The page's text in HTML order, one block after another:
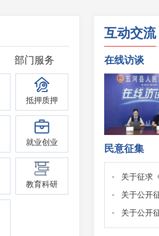
部门服务
抵押质押
就业创业
教育科研
互动交流
在线访谈
民意征集